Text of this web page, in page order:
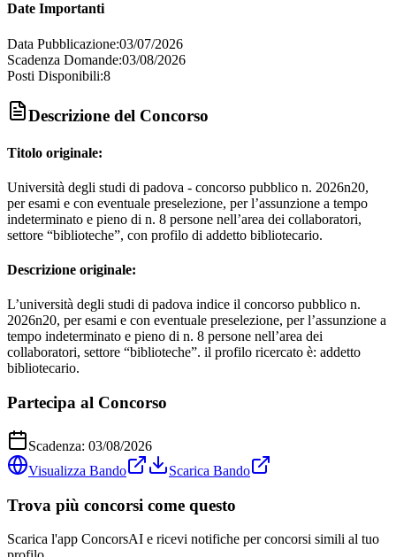
Date Importanti
Data Pubblicazione:03/07/2026
Scadenza Domande:03/08/2026
Posti Disponibili:8
Descrizione del Concorso
Titolo originale:
Università degli studi di padova - concorso pubblico n. 2026n20,
per esami e con eventuale preselezione, per l’assunzione a tempo
indeterminato e pieno di n. 8 persone nell’area dei collaboratori,
settore “biblioteche”, con profilo di addetto bibliotecario.
Descrizione originale:
L’università degli studi di padova indice il concorso pubblico n.
2026n20, per esami e con eventuale preselezione, per l’assunzione a
tempo indeterminato e pieno di n. 8 persone nell’area dei
collaboratori, settore “biblioteche”. il profilo ricercato è: addetto
bibliotecario.
Partecipa al Concorso
Scadenza: 03/08/2026
Visualizza Bando
Scarica Bando
Trova più concorsi come questo
Scarica l'app ConcorsAI e ricevi notifiche per concorsi simili al tuo